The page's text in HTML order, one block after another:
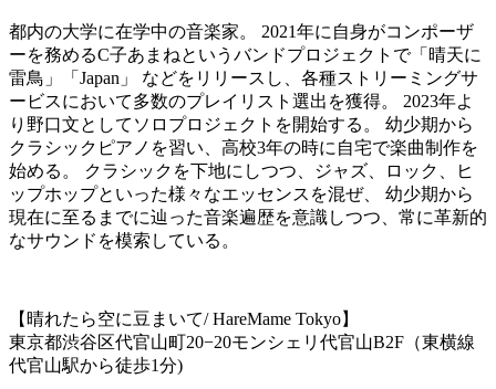
都内の大学に在学中の音楽家。 2021年に自身がコンポーザ
ーを務めるC子あまねというバンドプロジェクトで「晴天に
雷鳥」「Japan」 などをリリースし、各種ストリーミングサ
ービスにおいて多数のプレイリスト選出を獲得。 2023年よ
り野口文としてソロプロジェクトを開始する。 幼少期から
クラシックピアノを習い、高校3年の時に自宅で楽曲制作を
始める。 クラシックを下地にしつつ、ジャズ、ロック、ヒ
ップホップといった様々なエッセンスを混ぜ、 幼少期から
現在に至るまでに辿った音楽遍歴を意識しつつ、常に革新的
なサウンドを模索している。
【晴れたら空に豆まいて/ HareMame Tokyo】
東京都渋谷区代官山町20−20モンシェリ代官山B2F （東横線
代官山駅から徒歩1分)